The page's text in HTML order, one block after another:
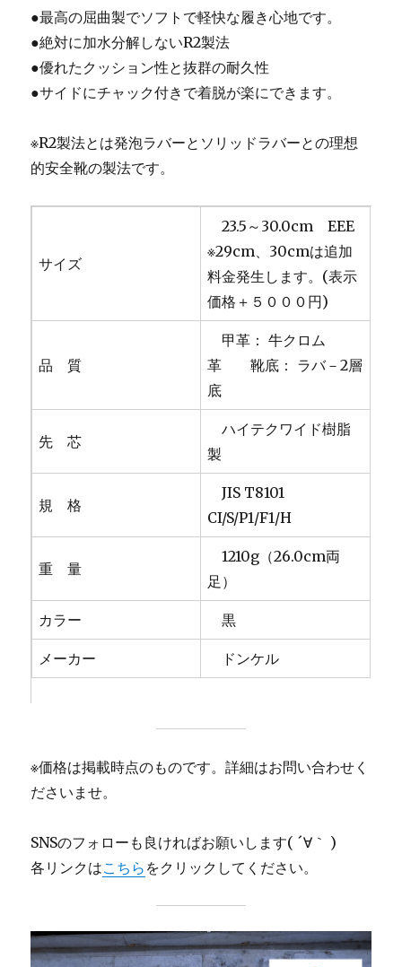
●最高の屈曲製でソフトで軽快な履き心地です。
●絶対に加水分解しないR2製法
●優れたクッション性と抜群の耐久性
●サイドにチャック付きで着脱が楽にできます。
※R2製法とは発泡ラバーとソリッドラバーとの理想
的安全靴の製法です。
サイズ
23.5～30.0cm EEE
※29cm、30cmは追加
料金発生します。(表示
価格＋５０００円)
品 質
甲革： 牛クロム
革 靴底： ラバ－2層
底
先 芯
ハイテクワイド樹脂
製
規 格
JIS T8101
CI/S/P1/F1/H
重 量
1210g（26.0cm両
足）
カラー 黒
メーカー ドンケル
※価格は掲載時点のものです。詳細はお問い合わせく
ださいませ。
SNSのフォローも良ければお願いします( ´∀｀ )
各リンクはこちら をクリックしてください。